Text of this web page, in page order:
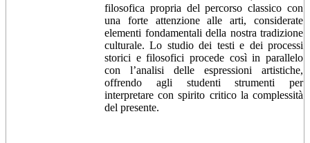
filosofica propria del percorso classico con
una forte attenzione alle arti, considerate
elementi fondamentali della nostra tradizione
culturale. Lo studio dei testi e dei processi
storici e filosofici procede così in parallelo
con l’analisi delle espressioni artistiche,
offrendo agli studenti strumenti per
interpretare con spirito critico la complessità
del presente.